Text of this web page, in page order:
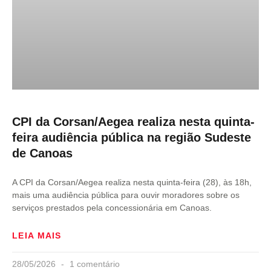
CPI da Corsan/Aegea realiza nesta quinta-
feira audiência pública na região Sudeste
de Canoas
A CPI da Corsan/Aegea realiza nesta quinta-feira (28), às 18h,
mais uma audiência pública para ouvir moradores sobre os
serviços prestados pela concessionária em Canoas.
LEIA MAIS
28/05/2026 1 comentário